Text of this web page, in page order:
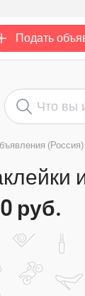
Подать
(Россия)
руб.